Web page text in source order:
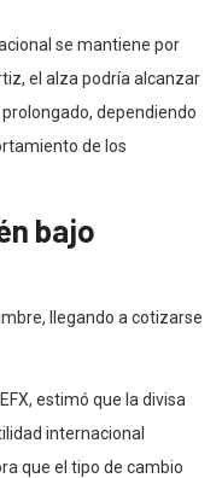
se mantiene por
el alza podría alcanzar
dependiendo
de los
bajo
llegando a cotizarse
estimó que la divisa
internacional
que el tipo de cambio